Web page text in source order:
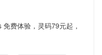
费体验，灵码79元起，